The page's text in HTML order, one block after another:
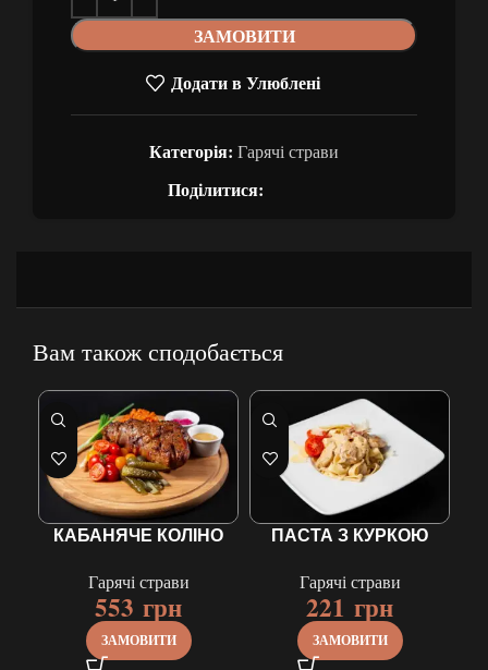
ЗАМОВИТИ
Додати в Улюблені
Категорія: Гарячі страви
Поділитися:
Вам також сподобається
КАБАНЯЧЕ КОЛІНО
Гарячі страви
553 грн
ЗАМОВИТИ
ПАСТА З КУРКОЮ
Гарячі страви
221 грн
ЗАМОВИТИ